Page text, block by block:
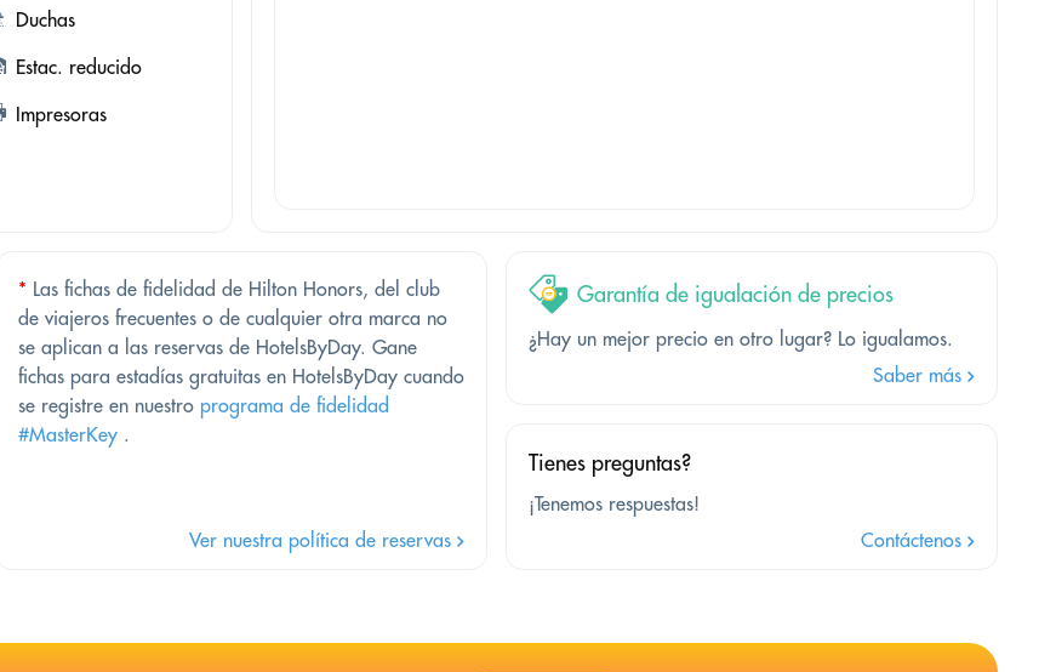
Duchas
Estac. reducido
Impresoras
* Las fichas de fidelidad de Hilton Honors, del club
de viajeros frecuentes o de cualquier otra marca no
se aplican a las reservas de HotelsByDay. Gane
fichas para estadías gratuitas en HotelsByDay cuando
se registre en nuestro programa de fidelidad
#MasterKey .
Ver nuestra política de reservas
Garantía de igualación de precios
¿Hay un mejor precio en otro lugar? Lo igualamos.
Saber más
Tienes preguntas?
¡Tenemos respuestas!
Contáctenos